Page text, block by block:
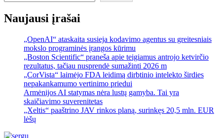
Naujausi įrašai
„OpenAI“ ataskaita susieja kodavimo agentus su greitesniais
mokslo programinės įrangos kūrimu
„Boston Scientific“ praneša apie teigiamus antrojo ketvirčio
rezultatus, tačiau nusprendė sumažinti 2026 m
„CorVista“ laimėjo FDA leidimą dirbtinio intelekto širdies
nepakankamumo vertinimo priedui
Armėnijos AI statymas nėra lustų gamyba. Tai yra
skaičiavimo suverenitetas
„Xeltis“ paaštrino JAV rinkos planą, surinkęs 20,5 mln. EUR
lėšų